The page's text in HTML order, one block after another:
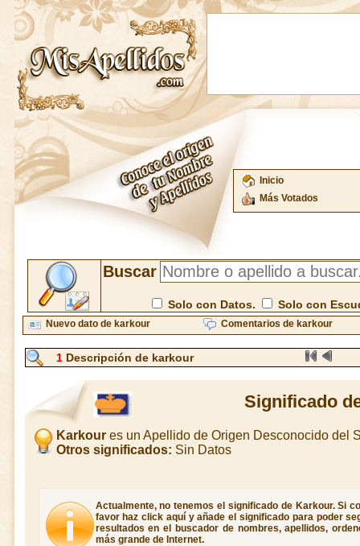
Inicio
Más Votados
Buscar
Solo con Datos. Solo con
Nuevo dato de karkour Comentarios de karkour
1 Descripción de karkour
Significado
Karkoures un Apellido de Origen Desconocido del
Otros significados: Sin Datos
Actualmente, no tenemos el significado de Karkour. Si
favor haz click aquí y añade el significado para poder
resultados en el buscador de nombres, apellidos,
más grande de Internet.